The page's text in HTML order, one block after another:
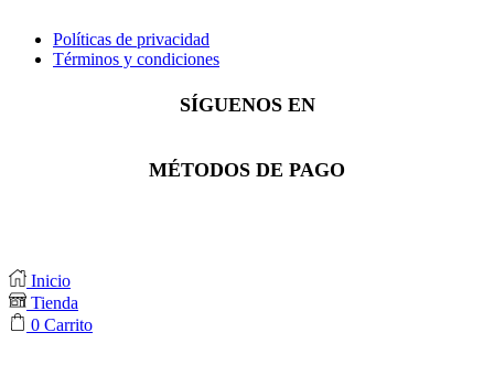
Políticas de privacidad
Términos y condiciones
SÍGUENOS EN
Facebook
Instagram
Whatsapp
MÉTODOS DE PAGO
Inicio
Tienda
0 Carrito